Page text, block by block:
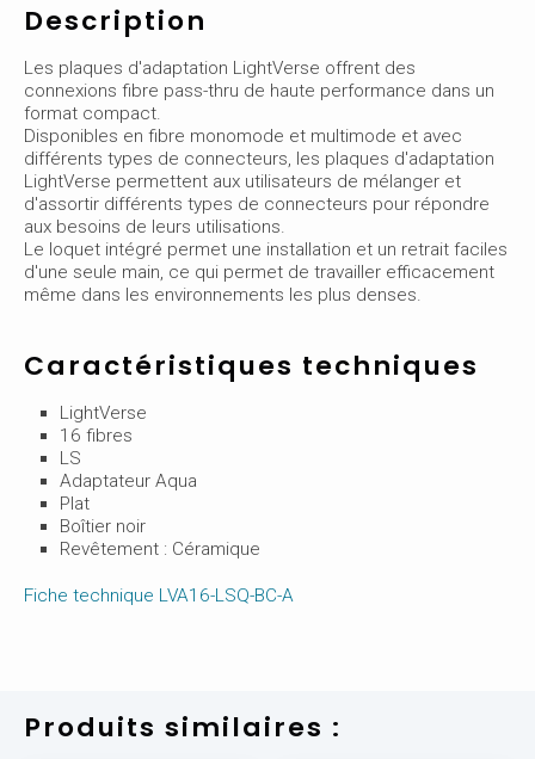
Description
Les plaques d'adaptation LightVerse offrent des
connexions fibre pass-thru de haute performance dans un
format compact.
Disponibles en fibre monomode et multimode et avec
différents types de connecteurs, les plaques d'adaptation
LightVerse permettent aux utilisateurs de mélanger et
d'assortir différents types de connecteurs pour répondre
aux besoins de leurs utilisations.
Le loquet intégré permet une installation et un retrait faciles
d'une seule main, ce qui permet de travailler efficacement
même dans les environnements les plus denses.
Caractéristiques techniques
LightVerse
16 fibres
LS
Adaptateur Aqua
Plat
Boîtier noir
Revêtement : Céramique
Fiche technique LVA16-LSQ-BC-A
Produits similaires :